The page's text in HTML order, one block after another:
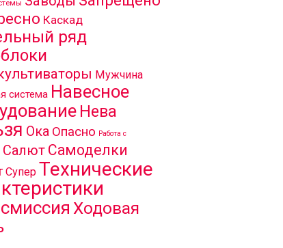
Каскад
ряд
Мужчина
система Навесное
Нева
Ока Опасно Работа с
Салют Самоделки
Супер Технические
Ходовая